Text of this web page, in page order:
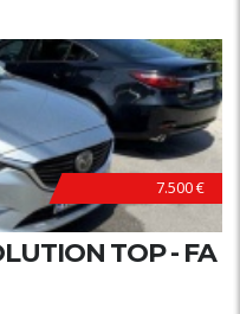
7.500 €
TOP - FA